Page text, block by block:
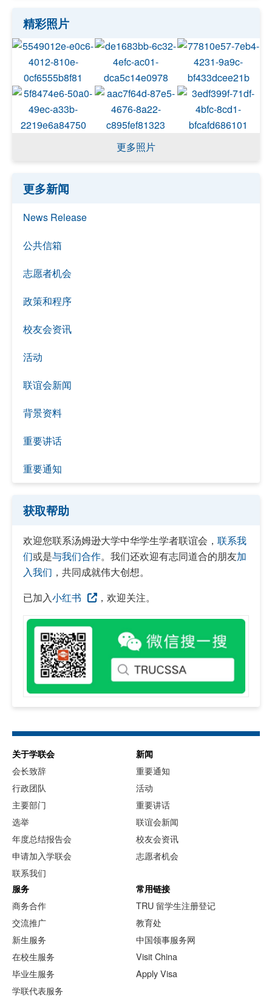
精彩照片
更多照片
更多新闻
News Release
公共信箱
志愿者机会
政策和程序
校友会资讯
活动
联谊会新闻
背景资料
重要讲话
重要通知
获取帮助
欢迎您联系汤姆逊大学中华学生学者联谊会， 联系我
们或是与我们合作。我们还欢迎有志同道合的朋友加
入我们 ，共同成就伟大创想。
已加入小红书 ，欢迎关注。
关于学联会
会长致辞
行政团队
主要部门
选举
年度总结报告会
申请加入学联会
联系我们
新闻
重要通知
活动
重要讲话
联谊会新闻
校友会资讯
志愿者机会
服务
商务合作
交流推广
新生服务
在校生服务
毕业生服务
学联代表服务
常用链接
TRU 留学生注册登记
教育处
中国领事服务网
Visit China
Apply Visa